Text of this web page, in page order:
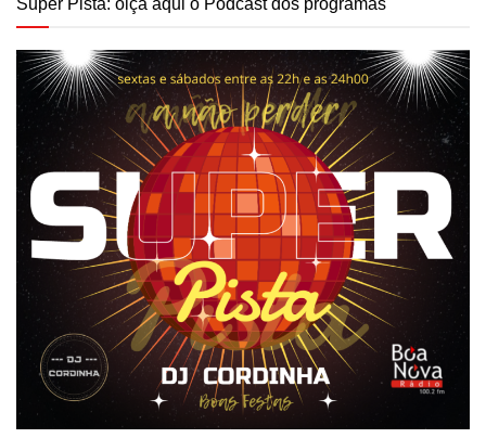
Super Pista: oiça aqui o Podcast dos programas